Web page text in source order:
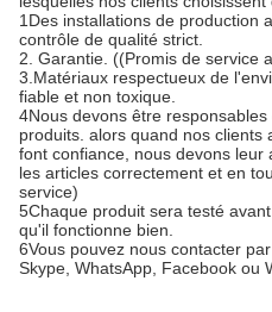
1Des installations de production
contrôle de qualité strict.
2. Garantie. ((Promis de service
3.Matériaux respectueux de
fiable et non toxique.
4Nous devons être
produits. alors quand nos clients
font confiance, nous devons leur
les articles correctement et en
service)
5Chaque produit sera testé
qu'il fonctionne bien.
6Vous pouvez nous contacter
Skype, WhatsApp, Facebook ou